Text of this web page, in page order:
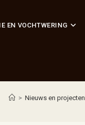
EN VOCHTWERING
> Nieuws en projecten